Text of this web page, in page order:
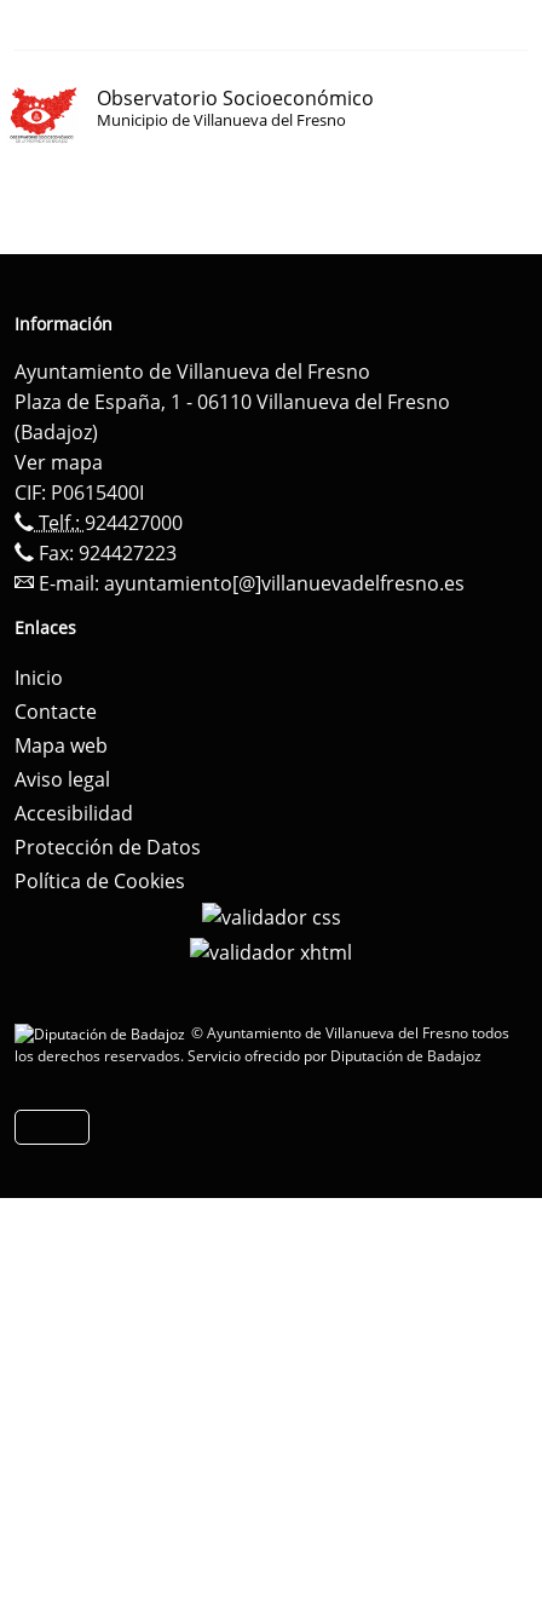
Observatorio Socioeconómico
Municipio de Villanueva del Fresno
Información
Ayuntamiento de Villanueva del Fresno
Plaza de España, 1 - 06110 Villanueva del Fresno
(Badajoz)
Ver mapa
CIF: P0615400I
Telf.: 924427000
Fax: 924427223
E-mail: ayuntamiento[@]villanuevadelfresno.es
Enlaces
Inicio
Contacte
Mapa web
Aviso legal
Accesibilidad
Protección de Datos
Política de Cookies
© Ayuntamiento de Villanueva del Fresno todos
los derechos reservados.Servicio ofrecido por Diputación de Badajoz